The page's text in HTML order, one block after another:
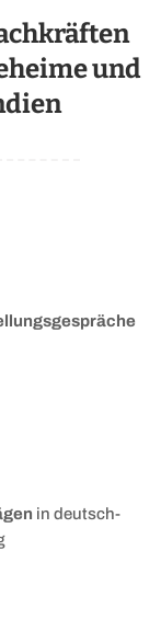
und
in deutsch-